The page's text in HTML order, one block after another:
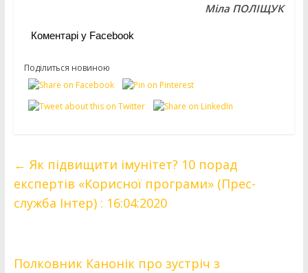
Міла ПОЛІЩУК
Коментарі у Facebook
Поділиться новиною
← Як підвищити імунітет? 10 порад
експертів «Корисної програми» (Прес-
служба Інтер) : 16:04:2020
Полковник Канонік про зустріч з